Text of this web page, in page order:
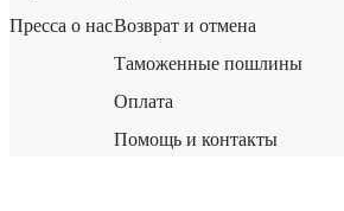
Пресса о насВозврат и отмена
Таможенные пошлины
Оплата
Помощь и контакты